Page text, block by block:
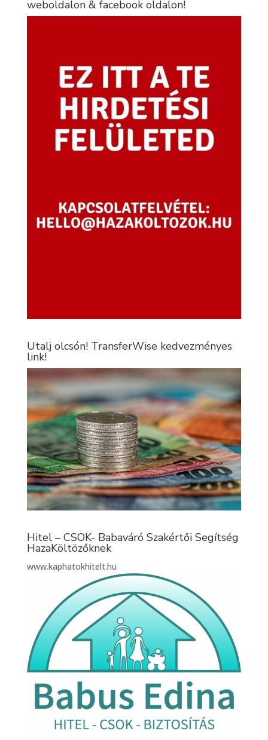
weboldalon & facebook oldalon!
Utalj olcsón! TransferWise kedvezményes
link!
Hitel – CSOK- Babaváró Szakértői Segítség
HazaKöltözőknek
www.kaphatokhitelt.hu